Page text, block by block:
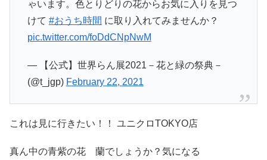
ゃいます。色とりどりの花からお気に入りを見つ
けて #おうち時間 に取り入れてみませんか？
pic.twitter.com/foDdCNpNwM
— 【公式】世界らん展2021－花と緑の祭典－
(@t_jgp) February 22, 2021
これは見に行きたい！！ ユニクロTOKYO店
真ん中の青紫の花 蘭でしょうか？気になる